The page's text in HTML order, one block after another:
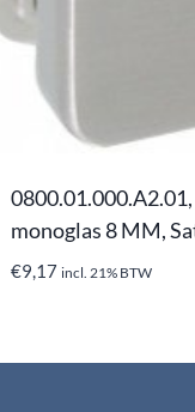
monoglas 8 MM,
€9,17 incl. 21% BTW